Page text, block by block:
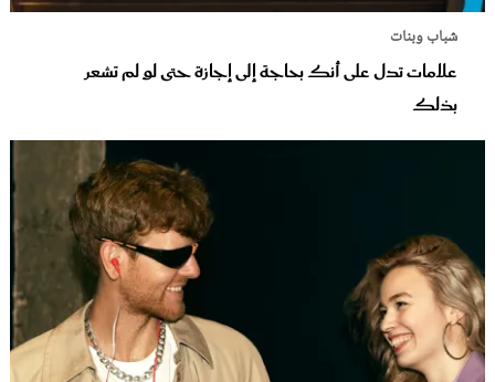
شباب وبنات
علامات تدل على أنك بحاجة إلى إجازة حتى لو لم تشعر
بذلك